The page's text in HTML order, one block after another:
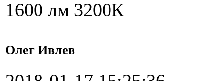
1600 лм 3200К
Олег Ивлев